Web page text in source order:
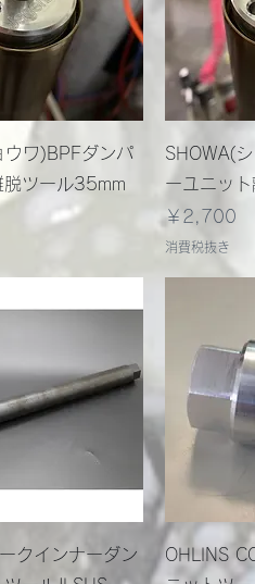
クビュー
ウワ)BPFダンパ
脱ツール35mm
ク
SHOWA(
ーユニッ
価格
￥2,700
消費税抜き
クビュー
クインナーダン
ク
OHLINS